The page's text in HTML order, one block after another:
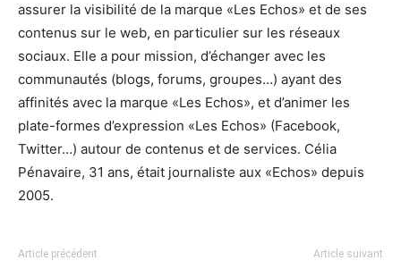
assurer la visibilité de la marque «Les Echos» et de ses
contenus sur le web, en particulier sur les réseaux
sociaux. Elle a pour mission, d’échanger avec les
communautés (blogs, forums, groupes…) ayant des
affinités avec la marque «Les Echos», et d’animer les
plate-formes d’expression «Les Echos» (Facebook,
Twitter…) autour de contenus et de services. Célia
Pénavaire, 31 ans, était journaliste aux «Echos» depuis
2005.
Article précédent Article suivant